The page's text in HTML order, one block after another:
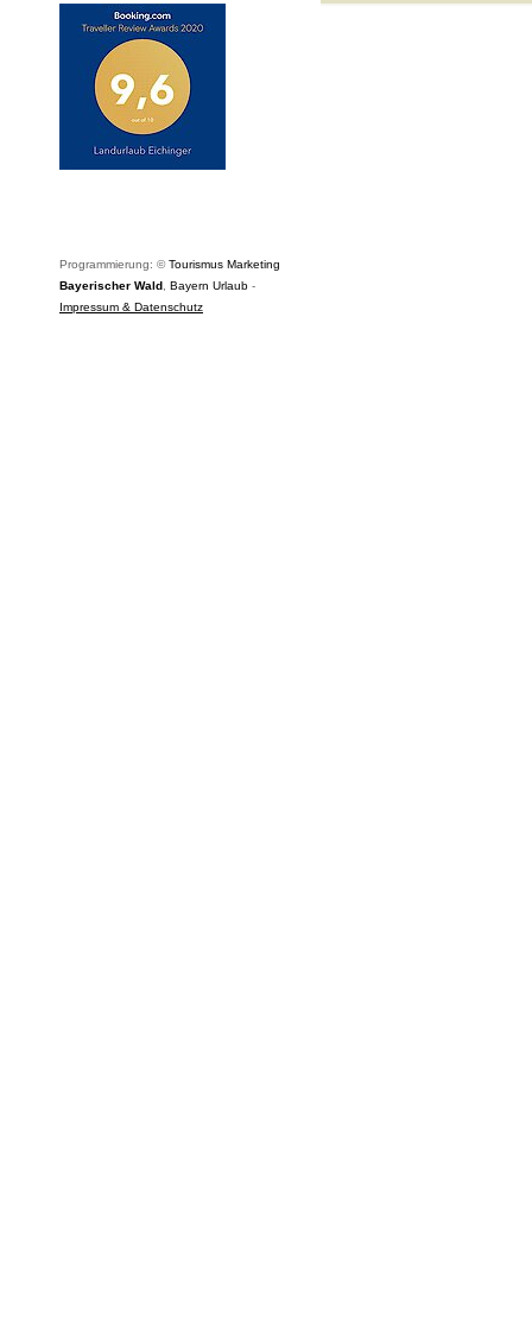
Programmierung: ©Tourismus Marketing
Bayerischer Wald Bayern Urlaub -
Impressum & Datenschutz